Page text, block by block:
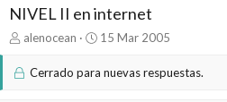
NIVEL II en internet
I
i
alenocean
F
c
15 Mar 2005
Cerrado para nuevas respuestas.